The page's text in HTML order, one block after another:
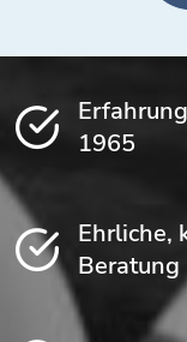
1965
Ehrliche,
Beratung